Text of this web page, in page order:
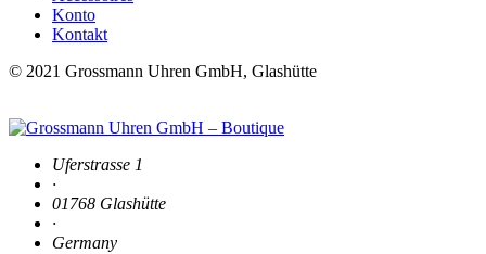
Konto
Kontakt
© 2021 Grossmann Uhren GmbH, Glashütte
Uferstrasse 1
·
01768 Glashütte
·
Germany